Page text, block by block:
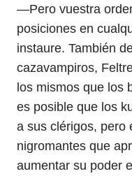
—Pero vuestra
posiciones en
instaure. También
cazavampiros,
los mismos que los
es posible que los
a sus clérigos, pero
nigromantes que
aumentar su poder